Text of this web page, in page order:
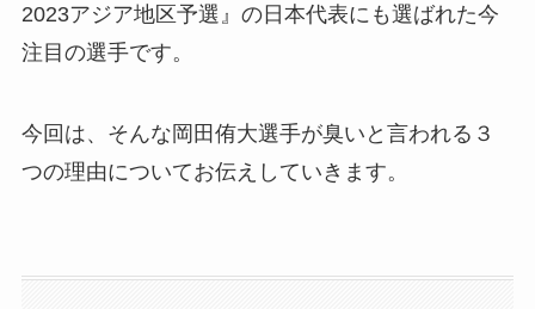
2023アジア地区予選』の日本代表にも選ばれた今
注目の選手です。
今回は、そんな岡田侑大選手が臭いと言われる３
つの理由についてお伝えしていきます。